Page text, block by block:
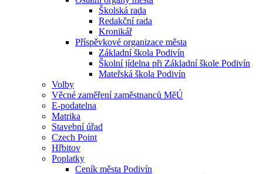
Školská rada
Redakční rada
Kronikář
Příspěvkové organizace města
Základní škola Podivín
Školní jídelna při Základní škole Podivín
Mateřská škola Podivín
Volby
Věcné zaměření zaměstnanců MěÚ
E-podatelna
Matrika
Stavební úřad
Czech Point
Hřbitov
Poplatky
Ceník města Podivín